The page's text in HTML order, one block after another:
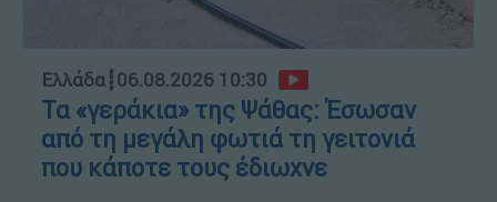
Ελλάδα┋06.08.2026 10:30
Τα «γεράκια» της Ψάθας: Έσωσαν
από τη μεγάλη φωτιά τη γειτονιά
που κάποτε τους έδιωχνε